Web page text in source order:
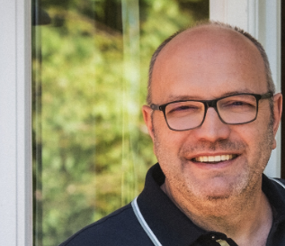
KOMMUNALWAHL 2026
CDU-Fraktion
Schulenberg